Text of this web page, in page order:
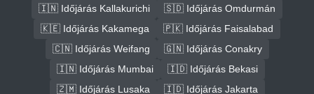
🇮🇳 Időjárás Kallakurichi
🇸🇩 Időjárás Omdurmán
🇰🇪 Időjárás Kakamega
🇵🇰 Időjárás Faisalabad
🇨🇳 Időjárás Weifang
🇬🇳 Időjárás Conakry
🇮🇳 Időjárás Mumbai
🇮🇩 Időjárás Bekasi
🇿🇲 Időjárás Lusaka
🇮🇩 Időjárás Jakarta